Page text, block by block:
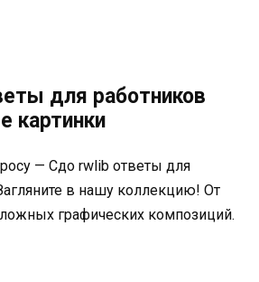
для работников
— Сдо rwlib ответы для
в нашу коллекцию! От
графических композиций.